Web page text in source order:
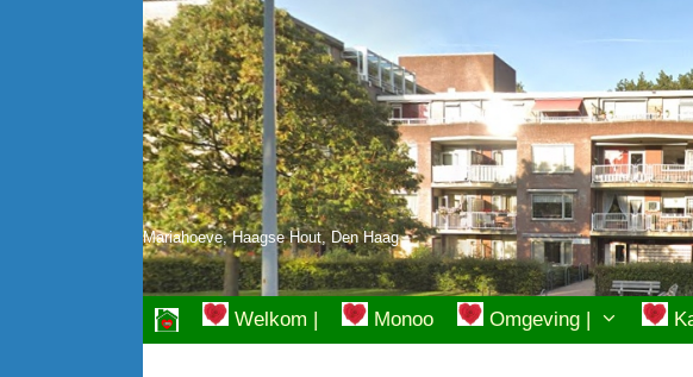
Mariahoeve, Haagse Hout, Den Haag
Welkom | Monoo Omgeving |